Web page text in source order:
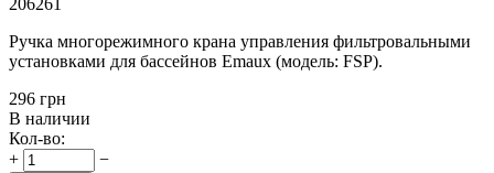
Ручка многорежимного крана управления фильтровальными
установками для бассейнов Emaux (модель: FSP).
‍296‍ грн
В наличии
Кол-во:
+
−